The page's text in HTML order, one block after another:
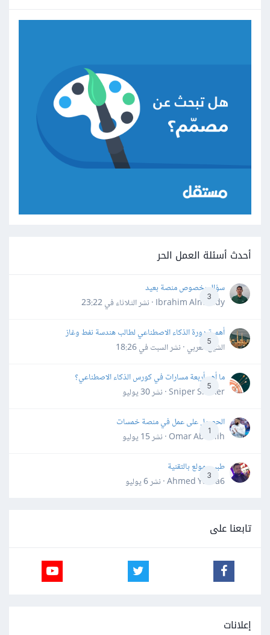
أحدث أسئلة العمل الحر
3
سؤال بخصوص منصة بعيد
Ibrahim Almahdy · نشر
الثلاثاء في 23:22
5
أهمية دورة الذكاء الاصطناعي لطالب هندسة نفط وغاز
الشيخ العربي · نشرالسبت في 18:26
5
ما أهم أربعة مسارات في كورس الذكاء الاصطناعي؟
Sniper Shaker · نشر
30 يوليو
1
الحصول على عمل في منصة خمسات
Omar Abdallh · نشر
15 يوليو
3
طبيب مولع بالتقنية
Ahmed Yahia6 · نشر
6 يوليو
تابعنا على
إعلانات